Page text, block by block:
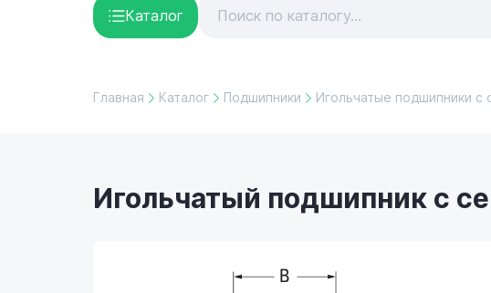
Каталог
Главная Каталог Подшипники Игольчатые подшипники с
Игольчатый подшипник с